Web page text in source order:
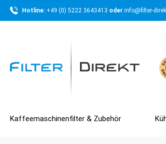
Hotline: +49 (0) 5222 3643413 oder info@filter-
Kaffeemaschinenfilter & Zubehör